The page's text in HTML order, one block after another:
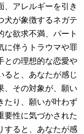
、アレルギーを引き
犬が象徴するネガテ
な欲求不満、パート
に伴うトラウマや罪
との理想的な恋愛や
ると、あなたが感じ
、その対象が、願い
たり、願いが叶わず
要性に気づかされた
すると、あなたが感